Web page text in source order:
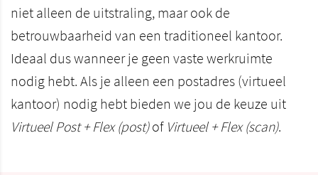
niet alleen de uitstraling, maar ook de
betrouwbaarheid van een traditioneel kantoor.
Ideaal dus wanneer je geen vaste werkruimte
nodig hebt. Als je alleen een postadres (virtueel
kantoor) nodig hebt bieden we jou de keuze uit
Virtueel Post + Flex (post)of Virtueel + Flex (scan).